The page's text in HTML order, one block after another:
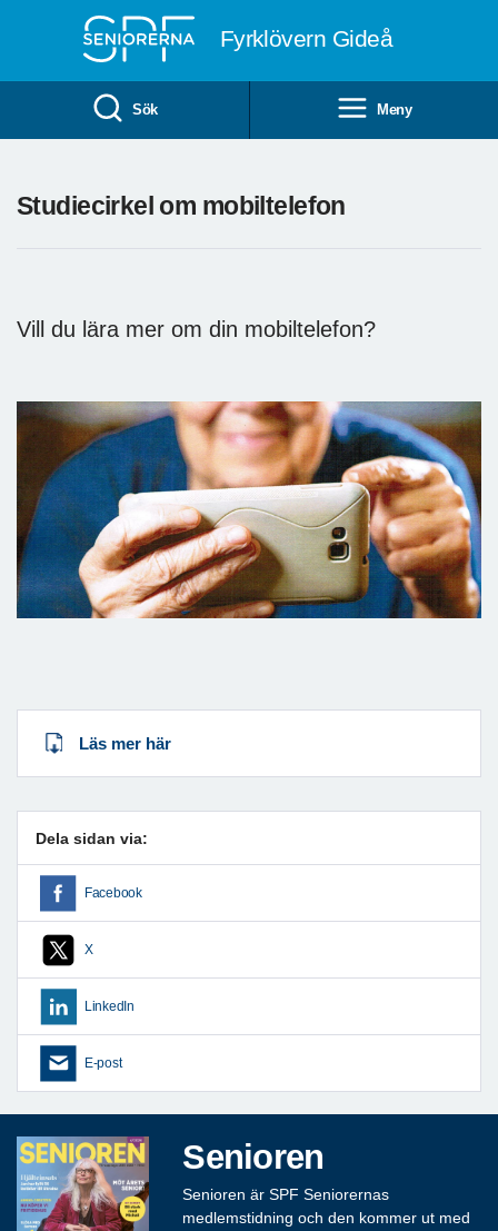
Fyrklövern Gideå
Sök Meny
Studiecirkel om mobiltelefon
Vill du lära mer om din mobiltelefon?
Läs mer här
Dela sidan via:
Facebook
X
LinkedIn
E-post
Senioren
Senioren är SPF Seniorernas
medlemstidning och den kommer ut med